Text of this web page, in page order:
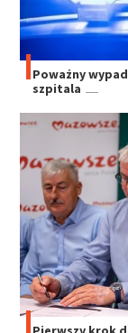
Poważny
szpitala